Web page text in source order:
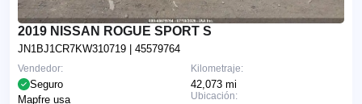
2019 NISSAN ROGUE SPORT S
JN1BJ1CR7KW310719 | 45579764
Kilometraje:
42,073 mi
Ubicación:
Vendedor:
Seguro
Mapfre usa